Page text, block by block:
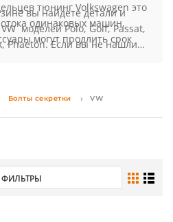
тюнинг Volkswagen это
одинаковых машин,
могут продлить срок
от преждевременных
вы найдете детали и
моделей Polo, Golf, Passat,
Phaeton. Если вы не нашли
Болты секретки VW
ФИЛЬТРЫ